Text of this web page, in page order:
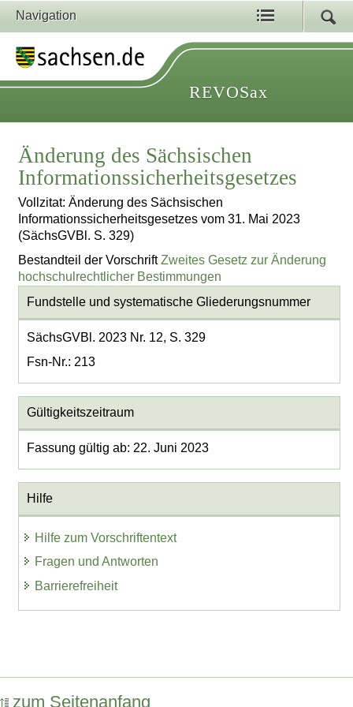
Navigation
REVOSax
Änderung des Sächsischen
Informationssicherheitsgesetzes
Vollzitat: Änderung des Sächsischen
Informationssicherheitsgesetzes vom 31. Mai 2023
(SächsGVBl. S. 329)
Bestandteil der VorschriftZweites Gesetz zur Änderung
hochschulrechtlicher Bestimmungen
Fundstelle und systematische Gliederungsnummer
SächsGVBl. 2023 Nr. 12, S. 329
Fsn-Nr.: 213
Gültigkeitszeitraum
Fassung gültig ab: 22. Juni 2023
Hilfe
Hilfe zum Vorschriftentext
Fragen und Antworten
Barrierefreiheit
zum Seitenanfang